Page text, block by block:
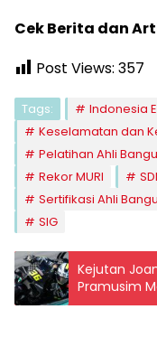
Cek Berita dan
Post Views: 357
Tags: Indonesia
Keselamatan dan
Pelatihan Ahli
Rekor MURI
Sertifikasi Ahli
SIG
Kejutan
Pramusim